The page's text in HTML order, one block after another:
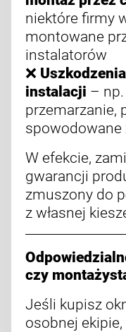
niektóre firmy
montowane
instalatorów
❌
instalacji –
przemarzanie,
spowodowane
W efekcie,
gwarancji
zmuszony do
z własnej
czy
Jeśli kupisz
osobnej